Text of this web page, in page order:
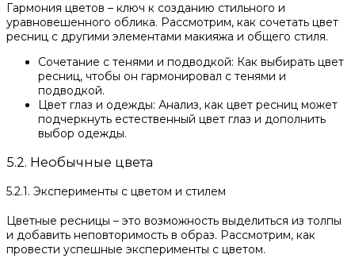
Гармония цветов – ключ к созданию стильного и
уравновешенного облика. Рассмотрим, как сочетать цвет
ресниц с другими элементами макияжа и общего стиля.
Сочетание с тенями и подводкой: Как выбирать цвет
ресниц, чтобы он гармонировал с тенями и
подводкой.
Цвет глаз и одежды: Анализ, как цвет ресниц может
подчеркнуть естественный цвет глаз и дополнить
выбор одежды.
5.2. Необычные цвета
5.2.1. Эксперименты с цветом и стилем
Цветные ресницы – это возможность выделиться из толпы
и добавить неповторимость в образ. Рассмотрим, как
провести успешные эксперименты с цветом.